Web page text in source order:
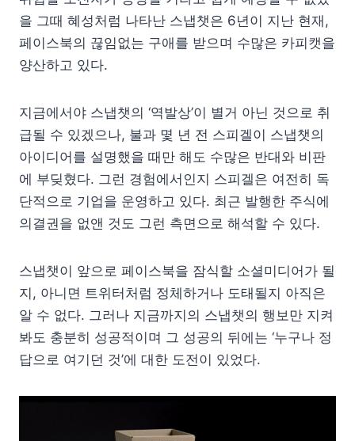
을 그때 혜성처럼 나타난 스냅챗은 6년이 지난 현재,
페이스북의 끊임없는 구애를 받으며 수많은 카피캣을
양산하고 있다.
지금에서야 스냅챗의 ‘역발상’이 별거 아닌 것으로 취
급될 수 있겠으나, 불과 몇 년 전 스피겔이 스냅챗의
아이디어를 설명했을 때만 해도 수많은 반대와 비판
에 부딪혔다. 그런 경험에서인지 스피겔은 여전히 독
단적으로 기업을 운영하고 있다. 최근 발행한 주식에
의결권을 없앤 것도 그런 측면으로 해석할 수 있다.
스냅챗이 앞으로 페이스북을 잠식할 소셜미디어가 될
지, 아니면 트위터처럼 정체하거나 도태될지 아직은
알 수 없다. 그러나 지금까지의 스냅챗의 행보만 지켜
봐도 충분히 성공적이며 그 성공의 뒤에는 ‘누구나 정
답으로 여기던 것’에 대한 도전이 있었다.